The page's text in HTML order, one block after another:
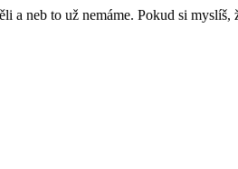
a neb to už nemáme. Pokud si